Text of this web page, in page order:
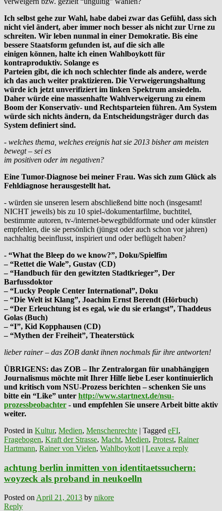
Ich selbst gehe zur Wahl, habe dabei zwar das Gefühl, dass sich
nicht viel ändert, aber immer noch besser als nicht zur Urne zu
schreiten. Wir leben nunmal in einer Demokratie. Bis eine
bessere Staatsform gefunden ist, auf die sich alle
einigen können, halte ich einen Wahlboykott für
kontraproduktiv. Solange es
Parteien gibt, die ich noch schlechter finde als andere, werde
ich das auch weiter praktizieren. Die Verweigerungshaltung
würde ich jetzt unverifiziert im linken Spektrum ansiedeln.
Daher würde eine massenhafte Wahlverweigerung zu einem
Boom der Konservativ- und Rechtsparteien führen. Am System
würde sich nichts ändern, da Entscheidungsträger durch das
System definiert sind.
- welches thema, welches ereignis hat sie 2013 bisher am meisten
bewegt – sei es
im positiven oder im negativen?
Eine Tumor-Diagnose bei meiner Frau. Was sich zum Glück als
Fehldiagnose herausgestellt hat.
- würden sie unseren lesern abschließend bitte noch (insgesamt!
NICHT jeweils) bis zu 10 spiel-/dokumentarfilme, buchtitel,
bestimmte autoren, tv-/internet-bewegtbildformate und oder künstler
empfehlen, die sie persönlich (jüngst oder auch schon vor jahren)
nachhaltig beeinflusst, inspiriert und oder beflügelt haben?
- “What the Bleep do we know?”, Doku/Spielfim
– “Rettet die Wale”, Gustav (CD)
– “Handbuch für den gewitzten Stadtkrieger”, Der
Barfussdoktor
– “Lucky People Center International”, Doku
– “Die Welt ist Klang”, Joachim Ernst Berendt (Hörbuch)
– “Der Erleuchtung ist es egal, wie du sie erlangst”, Thaddeus
Golas (Buch)
– “I”, Kid Kopphausen (CD)
– “Mythen der Freiheit”, Theaterstück
lieber rainer – das ZOB dankt ihnen nochmals für ihre antworten!
ÜBRIGENS: das ZOB – Ihr Zentralorgan für unabhängigen
Journalismus möchte mit Ihrer Hilfe liebe Leser kontinuierlich
und kritisch vom NSU-Prozess berichten – schenken Sie uns
bitte ein “Like” unter http://www.startnext.de/nsu-
prozessbeobachter - und empfehlen Sie unsere Arbeit bitte aktiv
weiter.
Posted in Kultur, Medien, Menschenrechte | Tagged eFI,
Fragebogen, Kraft der Strasse, Macht, Medien, Protest, Rainer
Hartmann, Rainer von Vielen, Wahlboykott | Leave a reply
achtung berlin inmitten von identitaetssuchern:
woyzeck als proband in neukoelln
Posted on April 21, 2013 by nikore
Reply